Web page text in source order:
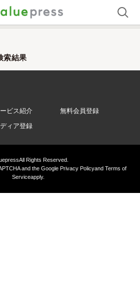
索結果
ビス紹介
無料会員登録
ディア登録
All Rights Reserved.
and the GooglePrivacy Policyand Terms of
Serviceapply.